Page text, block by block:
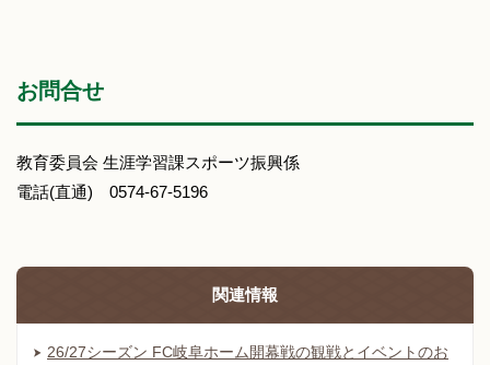
お問合せ
教育委員会 生涯学習課スポーツ振興係
電話(直通) 0574-67-5196
関連情報
26/27シーズン FC岐阜ホーム開幕戦の観戦とイベントのお